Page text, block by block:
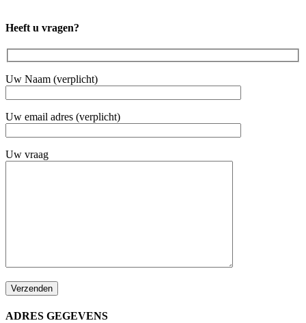
Heeft u vragen?
Uw Naam (verplicht)
Uw email adres (verplicht)
Uw vraag
ADRES GEGEVENS